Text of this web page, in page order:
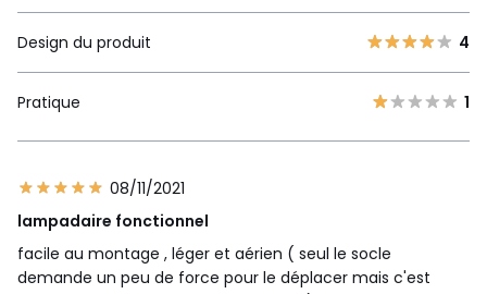
Design du produit 4
Pratique 1
08/11/2021
lampadaire fonctionnel
facile au montage , léger et aérien ( seul le socle
demande un peu de force pour le déplacer mais c'est